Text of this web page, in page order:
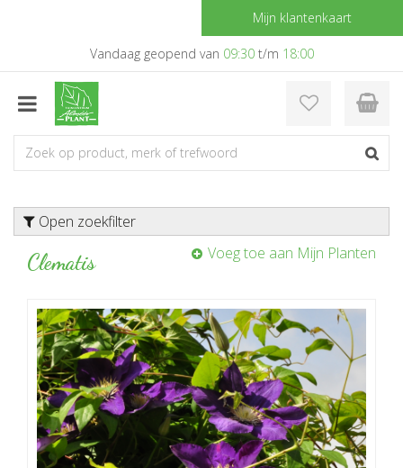
a
Mijn klantenkaart
Vandaag geopend van 09:30t/m 18:00
Open zoekfilter
Clematis Voeg toe aan Mijn Planten